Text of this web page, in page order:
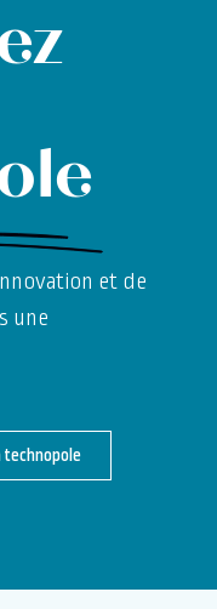
et de
une
technopole